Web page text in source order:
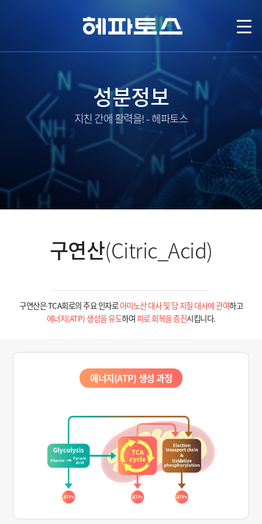
성분정보
지친 간에 활력을! - 헤파토스
구연산(Citric_Acid)
구연산은 TCA회로의 주요 인자로 아미노산 대사 및 당 지질 대사에 관여하고
에너지(ATP) 생성을 유도하여피로 회복을 증진시킵니다.
에너지(ATP) 생성 과정